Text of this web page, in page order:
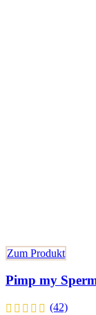
Zum Produkt
Pimp my
(42)